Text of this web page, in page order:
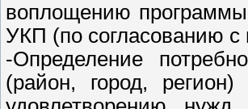
воплощению
УКП (по согласованию
-Определение
(район, город,